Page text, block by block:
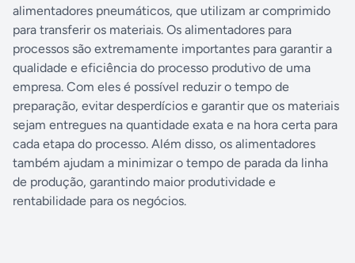
alimentadores pneumáticos, que utilizam ar comprimido
para transferir os materiais. Os alimentadores para
processos são extremamente importantes para garantir a
qualidade e eficiência do processo produtivo de uma
empresa. Com eles é possível reduzir o tempo de
preparação, evitar desperdícios e garantir que os materiais
sejam entregues na quantidade exata e na hora certa para
cada etapa do processo. Além disso, os alimentadores
também ajudam a minimizar o tempo de parada da linha
de produção, garantindo maior produtividade e
rentabilidade para os negócios.